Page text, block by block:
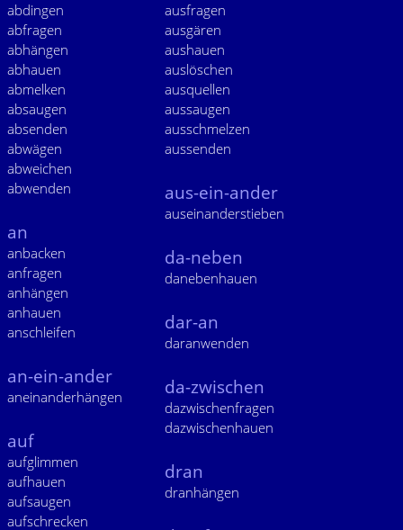
abdingen
abfragen
abhängen
abhauen
abmelken
absaugen
absenden
abwägen
abweichen
abwenden
an
anbacken
anfragen
anhängen
anhauen
anschleifen
an-ein-ander
aneinanderhängen
auf
aufglimmen
aufhauen
aufsaugen
aufschrecken
ausfragen
ausgären
aushauen
auslöschen
ausquellen
aussaugen
ausschmelzen
aussenden
aus-ein-ander
auseinanderstieben
da-neben
danebenhauen
dar-an
daranwenden
da-zwischen
dazwischenfragen
dazwischenhauen
dran
dranhängen